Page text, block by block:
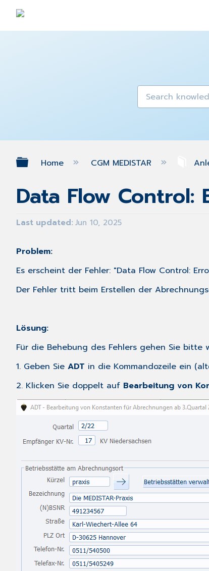
Expand/collapse global
Home CGM MEDISTAR
Data Flow Control:
Last updated Jun 10, 2025
Problem:
Es erscheint der Fehler: "Data Flow Control:
Der Fehler tritt beim Erstellen der
Lösung:
Für die Behebung des Fehlers gehen Sie bitte
1. Geben Sie ADT in die Kommandozeile ein
2. Klicken Sie doppelt auf Bearbeitung von